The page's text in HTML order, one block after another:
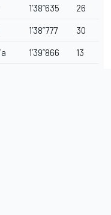
1’38”635 26
1’38”777 30
1’39”866 13